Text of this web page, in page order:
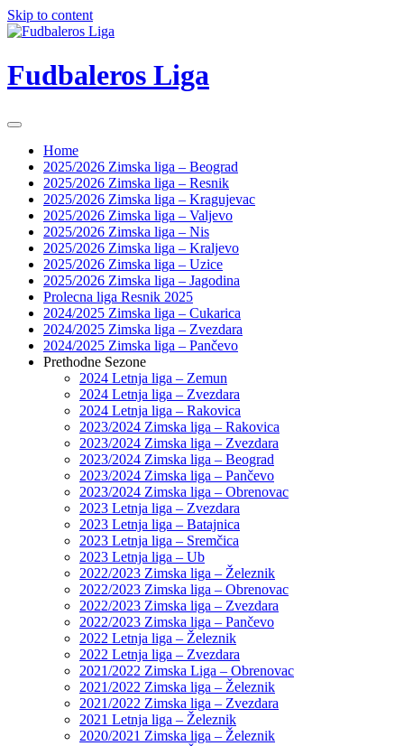
Skip to content
Fudbaleros Liga
Home
2025/2026 Zimska liga – Beograd
2025/2026 Zimska liga – Resnik
2025/2026 Zimska liga – Kragujevac
2025/2026 Zimska liga – Valjevo
2025/2026 Zimska liga – Nis
2025/2026 Zimska liga – Kraljevo
2025/2026 Zimska liga – Uzice
2025/2026 Zimska liga – Jagodina
Prolecna liga Resnik 2025
2024/2025 Zimska liga – Cukarica
2024/2025 Zimska liga – Zvezdara
2024/2025 Zimska liga – Pančevo
Prethodne Sezone
2024 Letnja liga – Zemun
2024 Letnja liga – Zvezdara
2024 Letnja liga – Rakovica
2023/2024 Zimska liga – Rakovica
2023/2024 Zimska liga – Zvezdara
2023/2024 Zimska liga – Beograd
2023/2024 Zimska liga – Pančevo
2023/2024 Zimska liga – Obrenovac
2023 Letnja liga – Zvezdara
2023 Letnja liga – Batajnica
2023 Letnja liga – Sremčica
2023 Letnja liga – Ub
2022/2023 Zimska liga – Železnik
2022/2023 Zimska liga – Obrenovac
2022/2023 Zimska liga – Zvezdara
2022/2023 Zimska liga – Pančevo
2022 Letnja liga – Železnik
2022 Letnja liga – Zvezdara
2021/2022 Zimska Liga – Obrenovac
2021/2022 Zimska liga – Železnik
2021/2022 Zimska liga – Zvezdara
2021 Letnja liga – Železnik
2020/2021 Zimska liga – Železnik